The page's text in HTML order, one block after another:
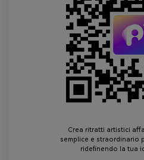
Crea ritratti artistici
semplice e straordinario
ridefinendo la tua